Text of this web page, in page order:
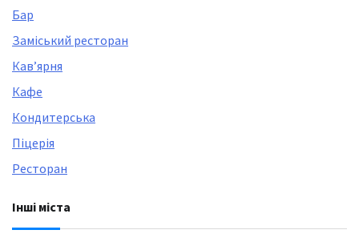
Бар
Заміський ресторан
Кавʼярня
Кафе
Кондитерська
Піцерія
Ресторан
Інші міста